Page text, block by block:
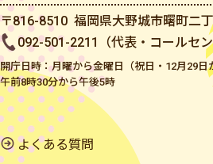
〒816-8510 福岡県大野城市曙町二
092-501-2211（代表・コールセ
開庁日時：月曜から金曜日（祝日・12月29日
午前8時30分から午後5時
よくある質問